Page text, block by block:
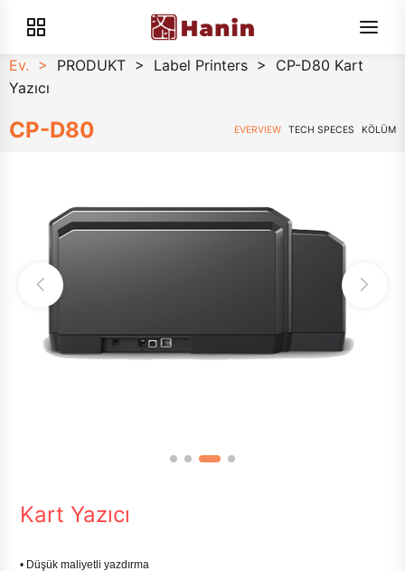
Ev. > PRODUKT > Label Printers >
CP-D80 Kart
Yazıcı
CP-D80 EVERVIEW TECH SPECES KÖLÜM
Kart Yazıcı
• Düşük maliyetli yazdırma